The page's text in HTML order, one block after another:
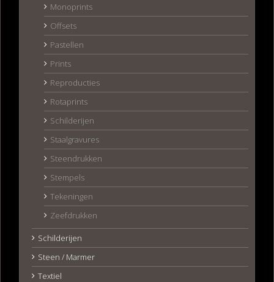
Monoprints
Offsets
Pastellen
Prints
Reproducties
Rotaprints
Schilderijen
Staalgravures
Steendrukken
Stempels
Tekeningen
Zeefdrukken
Schilderijen
Steen / Marmer
Textiel